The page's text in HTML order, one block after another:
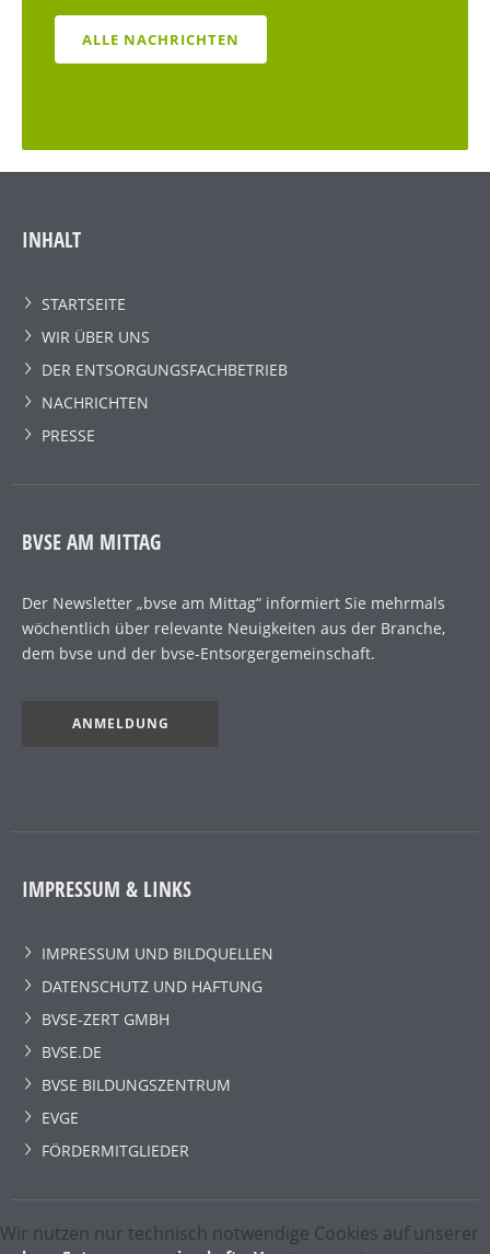
ALLE NACHRICHTEN
INHALT
STARTSEITE
WIR ÜBER UNS
DER ENTSORGUNGSFACHBETRIEB
NACHRICHTEN
PRESSE
BVSE AM MITTAG
Der Newsletter „bvse am Mittag“ informiert Sie mehrmals
wöchentlich über relevante Neuigkeiten aus der Branche,
dem bvse und der bvse-Entsorgergemeinschaft.
ANMELDUNG
IMPRESSUM & LINKS
IMPRESSUM UND BILDQUELLEN
DATENSCHUTZ UND HAFTUNG
BVSE-ZERT GMBH
BVSE.DE
BVSE BILDUNGSZENTRUM
EVGE
FÖRDERMITGLIEDER
Wir nutzen nur technisch notwendige Cookies auf unserer